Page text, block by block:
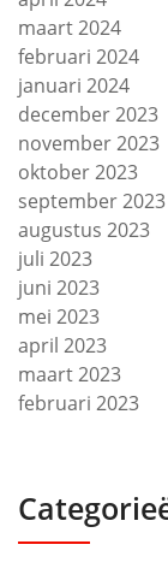
maart 2024
februari 2024
januari 2024
december 2023
november 2023
oktober 2023
september 2023
augustus 2023
juli 2023
juni 2023
mei 2023
april 2023
maart 2023
februari 2023